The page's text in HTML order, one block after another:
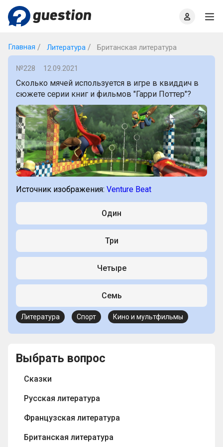
Главная Литература Британская литература
№228 12.09.2021
Сколько мячей используется в игре в квиддич в
сюжете серии книг и фильмов "Гарри Поттер"?
Источник изображения: Venture Beat
Один
Три
Четыре
Семь
Литература Спорт Кино и мультфильмы
Выбрать вопрос
Сказки
Русская литература
Французская литература
Британская литература